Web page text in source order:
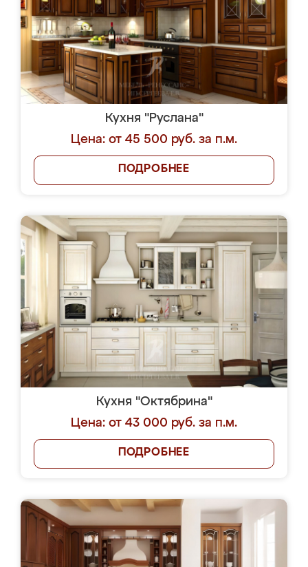
Кухня "Руслана"
Цена: от 45 500 руб. за п.м.
ПОДРОБНЕЕ
Кухня "Октябрина"
Цена: от 43 000 руб. за п.м.
ПОДРОБНЕЕ